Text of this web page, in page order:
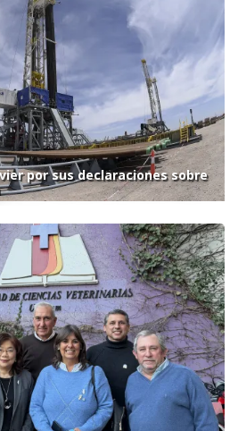
por sus declaraciones sobre